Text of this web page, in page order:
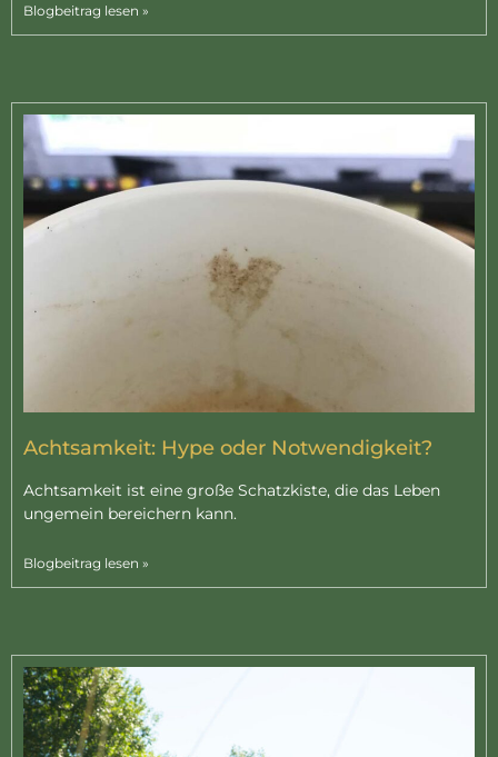
Blogbeitrag lesen »
Achtsamkeit: Hype oder Notwendigkeit?
Achtsamkeit ist eine große Schatzkiste, die das Leben
ungemein bereichern kann.
Blogbeitrag lesen »